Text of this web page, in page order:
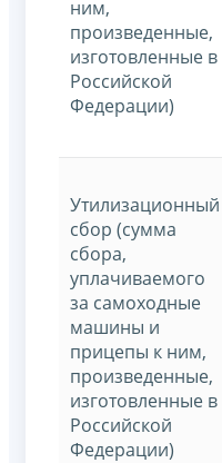
ним,
произведенные,
изготовленные в
Российской
Федерации)
Утилизационный
сбор (сумма
сбора,
уплачиваемого
за самоходные
машины и
прицепы к ним,
произведенные,
изготовленные в
Российской
Федерации)